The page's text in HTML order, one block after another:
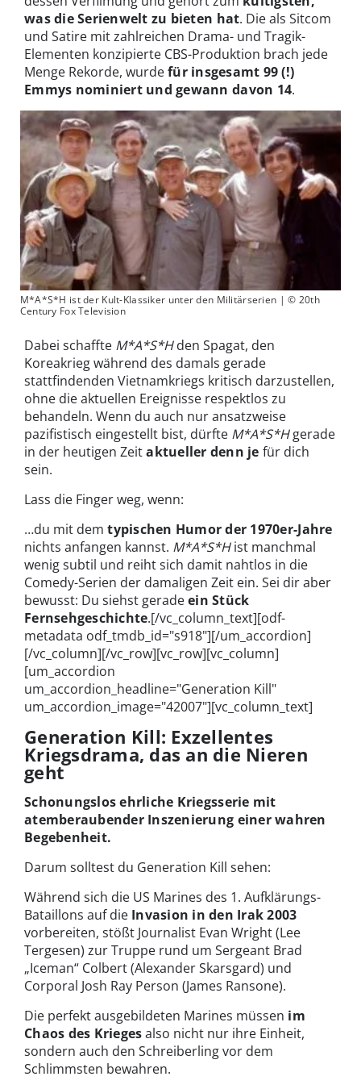
was die Serienwelt zu bieten hat. Die als Sitcom
und Satire mit zahlreichen Drama- und Tragik-
Elementen konzipierte CBS-Produktion brach jede
Menge Rekorde, wurdefür insgesamt 99 (!)
Emmys nominiert und gewann davon 14.
M*A*S*H ist der Kult-Klassiker unter den Militärserien | © 20th
Century Fox Television
Dabei schaffte M*A*S*Hden Spagat, den
Koreakrieg während des damals gerade
stattfindenden Vietnamkriegs kritisch darzustellen,
ohne die aktuellen Ereignisse respektlos zu
behandeln. Wenn du auch nur ansatzweise
pazifistisch eingestellt bist, dürfte M*A*S*Hgerade
in der heutigen Zeitaktueller denn je für dich
sein.
Lass die Finger weg, wenn:
…du mit dem typischen Humor der 1970er-Jahre
nichts anfangen kannst. M*A*S*Hist manchmal
wenig subtil und reiht sich damit nahtlos in die
Comedy-Serien der damaligen Zeit ein. Sei dir aber
bewusst: Du siehst geradeein Stück
Fernsehgeschichte.[/vc_column_text][odf-
metadata odf_tmdb_id="s918"][/um_accordion]
[/vc_column][/vc_row][vc_row][vc_column]
[um_accordion
um_accordion_headline="Generation Kill"
um_accordion_image="42007"][vc_column_text]
Generation Kill: Exzellentes
Kriegsdrama, das an die Nieren
geht
Schonungslos ehrliche Kriegsserie mit
atemberaubender Inszenierung einer wahren
Begebenheit.
Darum solltest du Generation Kill sehen:
Während sich die US Marines des 1. Aufklärungs-
Bataillons auf die Invasion in den Irak 2003
vorbereiten, stößt Journalist Evan Wright (Lee
Tergesen) zur Truppe rund um Sergeant Brad
„Iceman“ Colbert (Alexander Skarsgard) und
Corporal Josh Ray Person (James Ransone).
Die perfekt ausgebildeten Marines müssen im
Chaos des Kriegesalso nicht nur ihre Einheit,
sondern auch den Schreiberling vor dem
Schlimmsten bewahren.